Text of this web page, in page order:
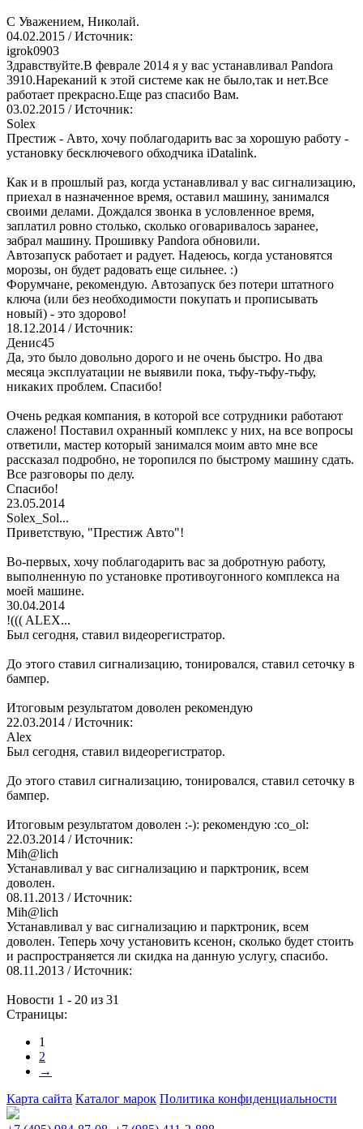
С Уважением, Николай.
04.02.2015 / Источник:
igrok0903
Здравствуйте.В феврале 2014 я у вас устанавливал Pandora
3910.Нареканий к этой системе как не было,так и нет.Все
работает прекрасно.Еще раз спасибо Вам.
03.02.2015 / Источник:
Solex
Престиж - Авто, хочу поблагодарить вас за хорошую работу -
установку бесключевого обходчика iDatalink.
Как и в прошлый раз, когда устанавливал у вас сигнализацию,
приехал в назначенное время, оставил машину, занимался
своими делами. Дождался звонка в условленное время,
заплатил ровно столько, сколько оговаривалось заранее,
забрал машину. Прошивку Pandora обновили.
Автозапуск работает и радует. Надеюсь, когда установятся
морозы, он будет радовать еще сильнее. :)
Форумчане, рекомендую. Автозапуск без потери штатного
ключа (или без необходимости покупать и прописывать
новый) - это здорово!
18.12.2014 / Источник:
Денис45
Да, это было довольно дорого и не очень быстро. Но два
месяца эксплуатации не выявили пока, тьфу-тьфу-тьфу,
никаких проблем. Спасибо!
Очень редкая компания, в которой все сотрудники работают
слажено! Поставил охранный комплекс у них, на все вопросы
ответили, мастер который занимался моим авто мне все
рассказал подробно, не торопился по быстрому машину сдать.
Все разговоры по делу.
Спасибо!
23.05.2014
Solex_Sol...
Приветствую, "Престиж Авто"!
Во-первых, хочу поблагодарить вас за добротную работу,
выполненную по установке противоугонного комплекса на
моей машине.
30.04.2014
!((( ALEX...
Был сегодня, ставил видеорегистратор.
До этого ставил сигнализацию, тонировался, ставил сеточку в
бампер.
Итоговым результатом доволен рекомендую
22.03.2014 / Источник:
Alex
Был сегодня, ставил видеорегистратор.
До этого ставил сигнализацию, тонировался, ставил сеточку в
бампер.
Итоговым результатом доволен :-): рекомендую :co_ol:
22.03.2014 / Источник:
Mih@lich
Устанавливал у вас сигнализацию и парктроник, всем
доволен.
08.11.2013 / Источник:
Mih@lich
Устанавливал у вас сигнализацию и парктроник, всем
доволен. Теперь хочу установить ксенон, сколько будет стоить
и распространяется ли скидка на данную услугу, спасибо.
08.11.2013 / Источник:
Новости 1 - 20 из 31
Страницы:
1
2
→
Карта сайта Каталог марок Политика конфиденциальности